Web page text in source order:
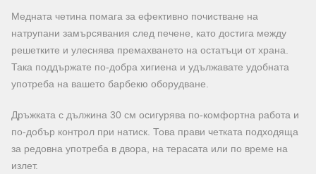
Медната четина помага за ефективно почистване на
натрупани замърсявания след печене, като достига между
решетките и улеснява премахването на остатъци от храна.
Така поддържате по-добра хигиена и удължавате удобната
употреба на вашето барбекю оборудване.
Дръжката с дължина 30 см осигурява по-комфортна работа и
по-добър контрол при натиск. Това прави четката подходяща
за редовна употреба в двора, на терасата или по време на
излет.